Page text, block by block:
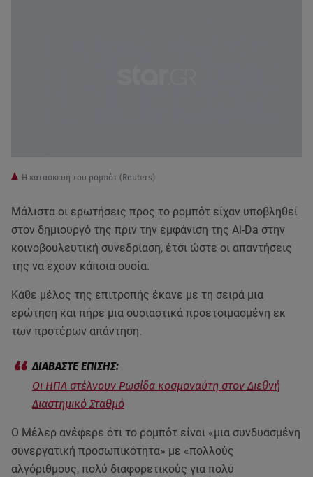
Η κατασκευή του ρομπότ (Reuters)
Μάλιστα οι ερωτήσεις προς το ρομπότ είχαν υποβληθεί
στον δημιουργό της πριν την εμφάνιση της Ai-Da στην
κοινοβουλευτική συνεδρίαση, έτσι ώστε οι απαντήσεις
της να έχουν κάποια ουσία.
Κάθε μέλος της επιτροπής έκανε με τη σειρά μια
ερώτηση και πήρε μια ουσιαστικά προετοιμασμένη εκ
των προτέρων απάντηση.
Οι ΗΠΑ στέλνουν Ρωσίδα κοσμοναύτη στον Διεθνή
Διαστημικό Σταθμό
Ο Μέλερ ανέφερε ότι το ρομπότ είναι «μια συνδυασμένη
συνεργατική προσωπικότητα» με «πολλούς
αλγόριθμους, πολύ διαφορετικούς για πολύ